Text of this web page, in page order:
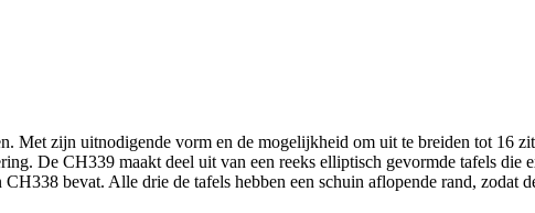
Met zijn uitnodigende vorm en de mogelijkheid om uit te breiden tot 16
De CH339 maakt deel uit van een reeks elliptisch gevormde tafels
bevat. Alle drie de tafels hebben een schuin aflopende rand, zodat